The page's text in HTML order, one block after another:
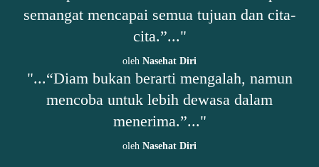
semangat mencapai semua tujuan dan cita-
cita.”..."
oleh Nasehat Diri
"...“Diam bukan berarti mengalah, namun
mencoba untuk lebih dewasa dalam
menerima.”..."
oleh Nasehat Diri